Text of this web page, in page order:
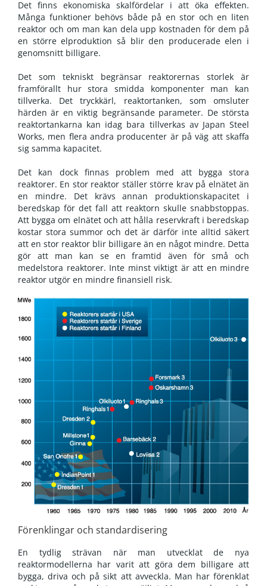
Det finns ekonomiska skalfördelar i att öka effekten.
Många funktioner behövs både på en stor och en liten
reaktor och om man kan dela upp kostnaden för dem på
en större elproduktion så blir den producerade elen i
genomsnitt billigare.
Det som tekniskt begränsar reaktorernas storlek är
framförallt hur stora smidda komponenter man kan
tillverka. Det tryckkärl, reaktortanken, som omsluter
härden är en viktig begränsande parameter. De största
reaktortankarna kan idag bara tillverkas av Japan Steel
Works, men flera andra producenter är på väg att skaffa
sig samma kapacitet.
Det kan dock finnas problem med att bygga stora
reaktorer. En stor reaktor ställer större krav på elnätet än
en mindre. Det krävs annan produktionskapacitet i
beredskap för det fall att reaktorn skulle snabbstoppas.
Att bygga om elnätet och att hålla reservkraft i beredskap
kostar stora summor och det är därför inte alltid säkert
att en stor reaktor blir billigare än en något mindre. Detta
gör att man kan se en framtid även för små och
medelstora reaktorer. Inte minst viktigt är att en mindre
reaktor utgör en mindre finansiell risk.
Förenklingar och standardisering
En tydlig strävan när man utvecklat de nya
reaktormodellerna har varit att göra dem billigare att
bygga, driva och på sikt att avveckla. Man har förenklat